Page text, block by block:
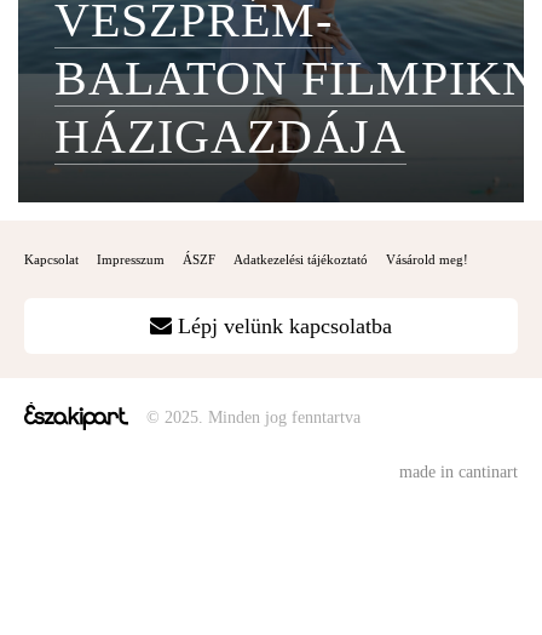
VESZPRÉM-
BALATON
HÁZIGAZDÁJA
Kapcsolat Impresszum ÁSZF Adatkezelési tájékoztató Vásárold meg!
Lépj velünk kapcsolatba
© 2025. Minden jog fenntartva
made in cantinart